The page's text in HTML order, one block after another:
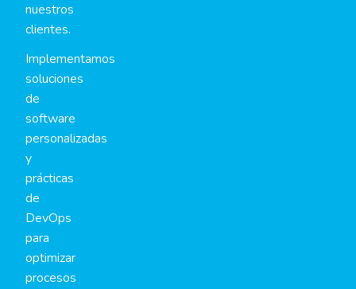
nuestros
clientes.
Implementamos
soluciones
de
software
personalizadas
y
prácticas
de
DevOps
para
optimizar
procesos